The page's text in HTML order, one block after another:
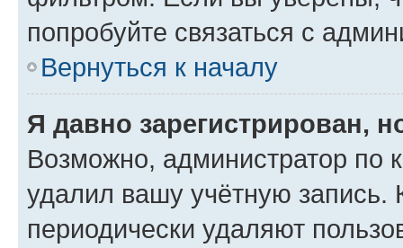
попробуйте связаться с
Вернуться к началу
Я давно зарегистрирован,
Возможно, администратор по
удалил вашу учётную запись.
периодически удаляют